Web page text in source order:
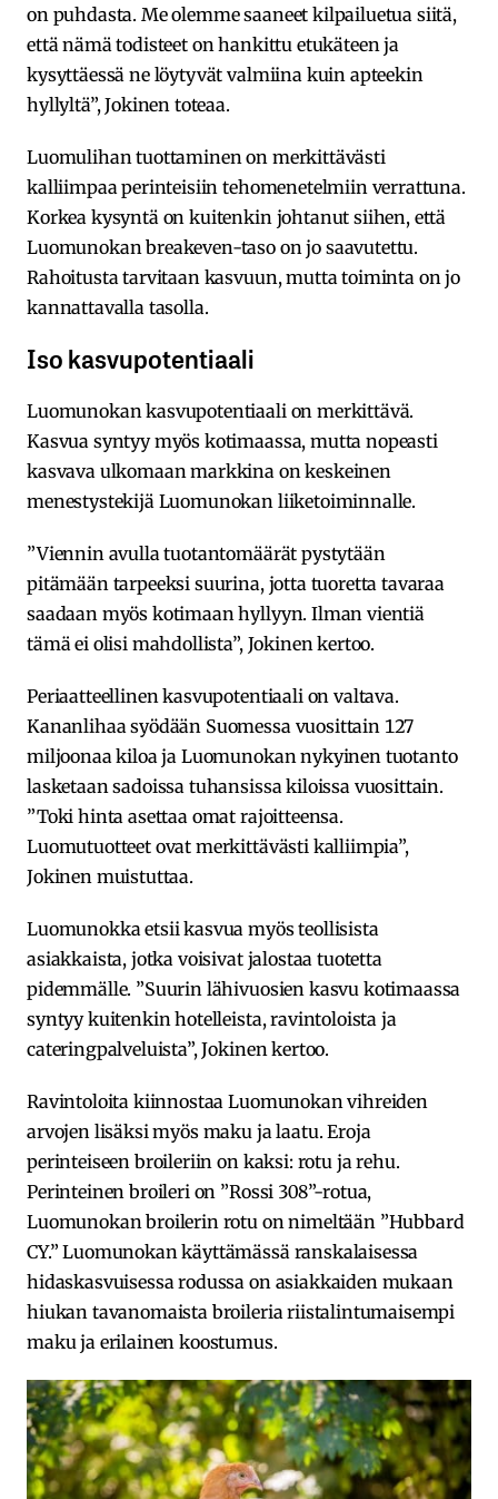
on puhdasta. Me olemme saaneet kilpailuetua siitä,
että nämä todisteet on hankittu etukäteen ja
kysyttäessä ne löytyvät valmiina kuin apteekin
hyllyltä”, Jokinen toteaa.
Luomulihan tuottaminen on merkittävästi
kalliimpaa perinteisiin tehomenetelmiin verrattuna.
Korkea kysyntä on kuitenkin johtanut siihen, että
Luomunokan breakeven-taso on jo saavutettu.
Rahoitusta tarvitaan kasvuun, mutta toiminta on jo
kannattavalla tasolla.
Iso kasvupotentiaali
Luomunokan kasvupotentiaali on merkittävä.
Kasvua syntyy myös kotimaassa, mutta nopeasti
kasvava ulkomaan markkina on keskeinen
menestystekijä Luomunokan liiketoiminnalle.
”Viennin avulla tuotantomäärät pystytään
pitämään tarpeeksi suurina, jotta tuoretta tavaraa
saadaan myös kotimaan hyllyyn. Ilman vientiä
tämä ei olisi mahdollista”, Jokinen kertoo.
Periaatteellinen kasvupotentiaali on valtava.
Kananlihaa syödään Suomessa vuosittain 127
miljoonaa kiloa ja Luomunokan nykyinen tuotanto
lasketaan sadoissa tuhansissa kiloissa vuosittain.
”Toki hinta asettaa omat rajoitteensa.
Luomutuotteet ovat merkittävästi kalliimpia”,
Jokinen muistuttaa.
Luomunokka etsii kasvua myös teollisista
asiakkaista, jotka voisivat jalostaa tuotetta
pidemmälle. ”Suurin lähivuosien kasvu kotimaassa
syntyy kuitenkin hotelleista, ravintoloista ja
cateringpalveluista”, Jokinen kertoo.
Ravintoloita kiinnostaa Luomunokan vihreiden
arvojen lisäksi myös maku ja laatu. Eroja
perinteiseen broileriin on kaksi: rotu ja rehu.
Perinteinen broileri on ”Rossi 308”-rotua,
Luomunokan broilerin rotu on nimeltään ”Hubbard
CY.” Luomunokan käyttämässä ranskalaisessa
hidaskasvuisessa rodussa on asiakkaiden mukaan
hiukan tavanomaista broileria riistalintumaisempi
maku ja erilainen koostumus.